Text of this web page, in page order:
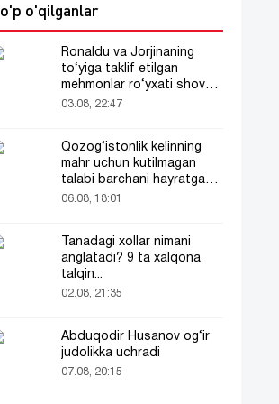
o'qilganlar
Ronaldu va Jorjinaning
to‘yiga taklif etilgan
mehmonlar ro‘yxati shov-
shuvda
03.08, 22:47
Qozog‘istonlik kelinning
mahr uchun kutilmagan
talabi barchani hayratga
soldi
06.08, 18:01
Tanadagi xollar nimani
anglatadi? 9 ta xalqona
talqin...
02.08, 21:35
Abduqodir Husanov og‘ir
judolikka uchradi
07.08, 20:15